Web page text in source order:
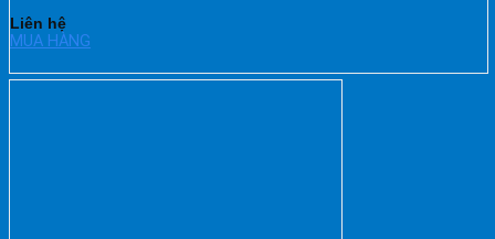
Liên hệ
MUA HÀNG